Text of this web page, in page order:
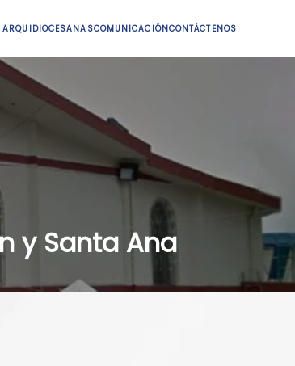
COMUNICACIÓNCONTÁCTENOS
y Santa Ana